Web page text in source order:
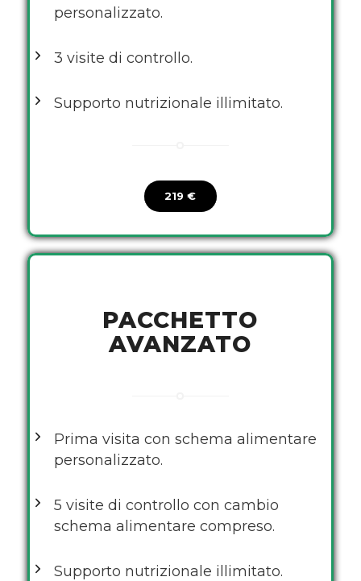
personalizzato.
3 visite di controllo.
Supporto nutrizionale illimitato.
219 €
PACCHETTO
AVANZATO
Prima visita con schema alimentare
personalizzato.
5 visite di controllo con cambio
schema alimentare compreso.
Supporto nutrizionale illimitato.